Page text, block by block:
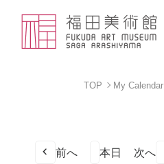
TOP My Calendar
前へ 本日 次へ